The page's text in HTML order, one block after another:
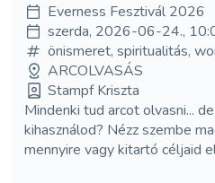
Everness Fesztivál 2026
szerda, 2026-06-24.,
önismeret, spiritualitás,
ARCOLVASÁS
Stampf Kriszta
Mindenki tud arcot olvasni...
kihasználod? Nézz szembe
mennyire vagy kitartó céljaid